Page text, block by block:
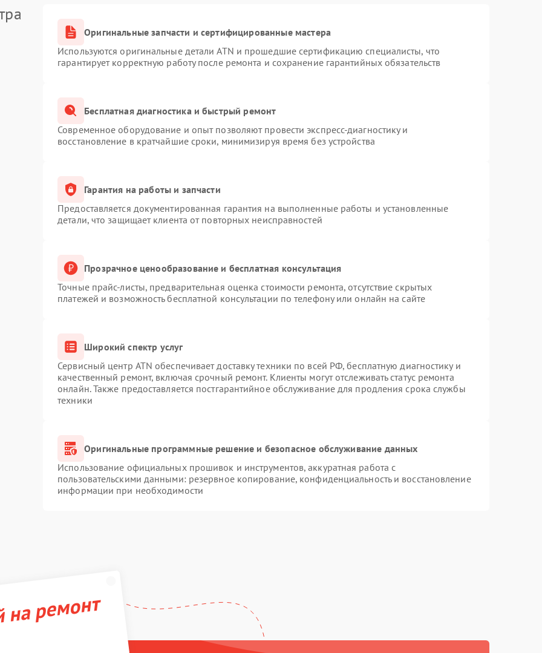
Оригинальные запчасти и сертифицированные мастера
Используются оригинальные детали ATN и прошедшие сертификацию специалисты, что
гарантирует корректную работу после ремонта и сохранение гарантийных обязательств
Бесплатная диагностика и быстрый ремонт
Современное оборудование и опыт позволяют провести экспресс-диагностику и
восстановление в кратчайшие сроки, минимизируя время без устройства
Гарантия на работы и запчасти
Предоставляется документированная гарантия на выполненные работы и установленные
детали, что защищает клиента от повторных неисправностей
Прозрачное ценообразование и бесплатная консультация
Точные прайс-листы, предварительная оценка стоимости ремонта, отсутствие скрытых
платежей и возможность бесплатной консультации по телефону или онлайн на сайте
Широкий спектр услуг
Сервисный центр ATN обеспечивает доставку техники по всей РФ, бесплатную диагностику и
качественный ремонт, включая срочный ремонт. Клиенты могут отслеживать статус ремонта
онлайн. Также предоставляется постгарантийное обслуживание для продления срока службы
техники
Оригинальные программные решение и безопасное обслуживание данных
Использование официальных прошивок и инструментов, аккуратная работа с
пользовательскими данными: резервное копирование, конфиденциальность и восстановление
информации при необходимости
ремонт